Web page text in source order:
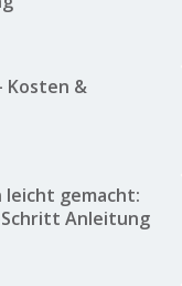
Kosten &
gemacht:
Anleitung